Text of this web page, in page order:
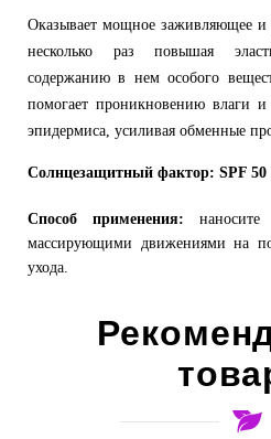
Оказывает мощное заживляющее и
несколько раз повышая
содержанию в нем особого
помогает проникновению влаги
эпидермиса, усиливая обменные
Солнцезащитный фактор: SPF 50
Способ применения:
массирующими движениями на
ухода.